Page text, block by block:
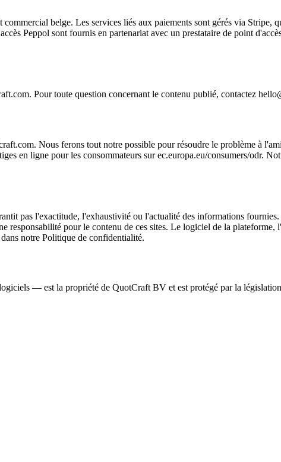
belge. Les services liés aux paiements sont gérés via Stripe,
Peppol sont fournis en partenariat avec un prestataire de point
Pour toute question concernant le contenu publié, contactez
Nous ferons tout notre possible pour résoudre le problème à
en ligne pour les consommateurs sur ec.europa.eu/consumers/odr.
pas l'exactitude, l'exhaustivité ou l'actualité des informations
pour le contenu de ces sites. Le logiciel de la
notre Politique de confidentialité.
— est la propriété de QuotCraft BV et est protégé par la